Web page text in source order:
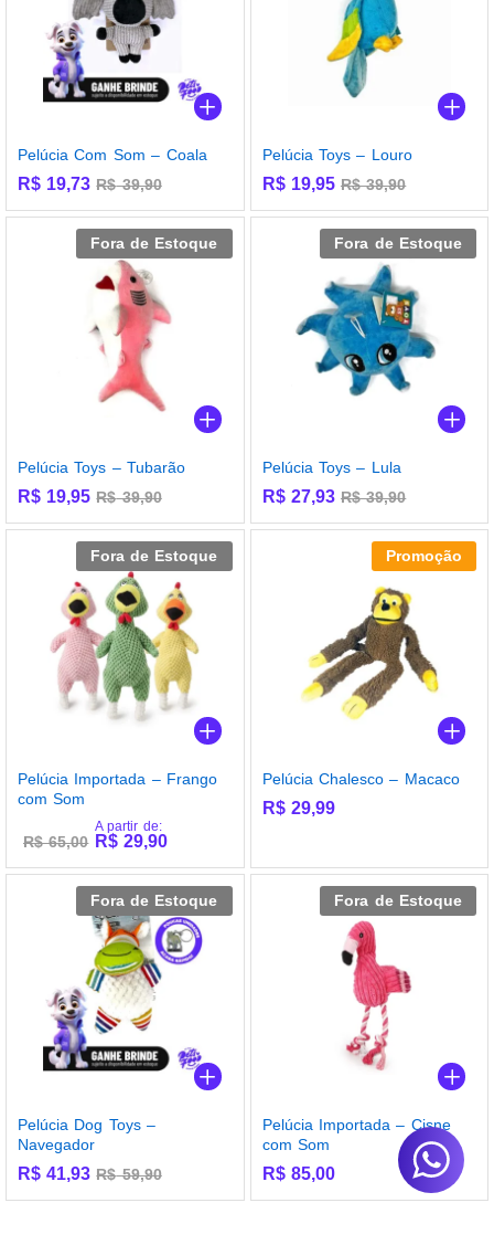
Pelúcia Com Som – Coala
R$ 19,73 R$39,90
Pelúcia Toys – Louro
R$19,95 R$39,90
Fora de Estoque
Pelúcia Toys – Tubarão
R$ 19,95 R$39,90
Fora de Estoque
Pelúcia Toys – Lula
R$27,93 R$39,90
Fora de Estoque
Pelúcia Importada – Frango
com Som
R$65,00
A partir de:
R$29,90
Promoção
Pelúcia Chalesco – Macaco
R$29,99
Fora de Estoque
Pelúcia Dog Toys –
Navegador
R$ 41,93 R$59,90
Fora de Estoque
Pelúcia Importada – Cisne
com Som
R$85,00